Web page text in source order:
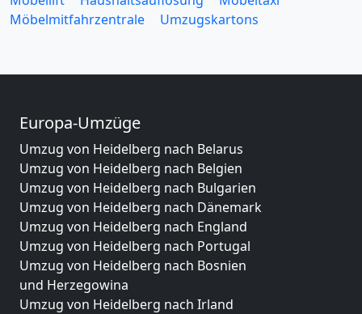
Möbelmitfahrzentrale
Umzugskartons
Europa-Umzüge
Umzug von Heidelberg nach Belarus
Umzug von Heidelberg nach Belgien
Umzug von Heidelberg nach Bulgarien
Umzug von Heidelberg nach Dänemark
Umzug von Heidelberg nach England
Umzug von Heidelberg nach Portugal
Umzug von Heidelberg nach Bosnien
und Herzegowina
Umzug von Heidelberg nach Irland